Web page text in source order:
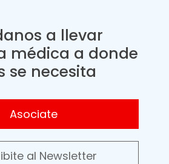
a llevar
médica a donde
se necesita
Asociate
al Newsletter